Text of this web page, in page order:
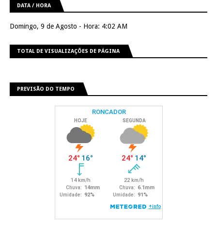
DATA / HORA
Domingo, 9 de Agosto - Hora: 4:02 AM
TOTAL DE VISUALIZAÇÕES DE PÁGINA
PREVISÃO DO TEMPO